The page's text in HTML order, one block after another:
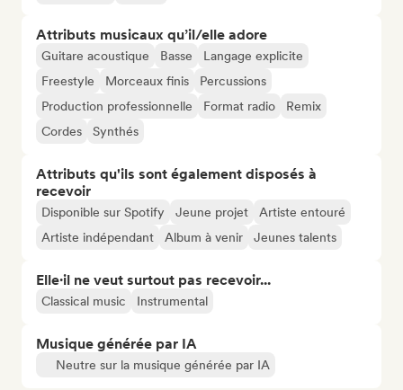
Attributs musicaux qu’il/elle adore
Guitare acoustique Basse
Langage explicite
Freestyle
Morceaux finis
Percussions
Production professionnelle
Format radio
Remix
Cordes
Synthés
Attributs qu'ils sont également disposés à
recevoir
Disponible sur Spotify Jeune projet
Artiste entouré
Artiste indépendant
Album à venir Jeunes talents
Elle·il ne veut surtout pas recevoir...
Classical music Instrumental
Musique générée par IA
Neutre sur la musique générée par IA